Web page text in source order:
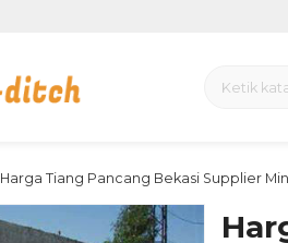
Harga Tiang Pancang Bekasi Supplier